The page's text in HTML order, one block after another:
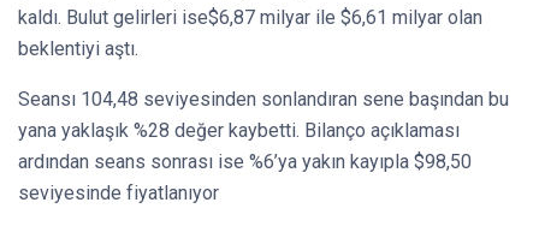
kaldı. Bulut gelirleri ise$6,87 milyar ile $6,61 milyar olan
beklentiyi aştı.
Seansı 104,48 seviyesinden sonlandıran sene başından bu
yana yaklaşık %28 değer kaybetti. Bilanço açıklaması
ardından seans sonrası ise %6’ya yakın kayıpla $98,50
seviyesinde fiyatlanıyor